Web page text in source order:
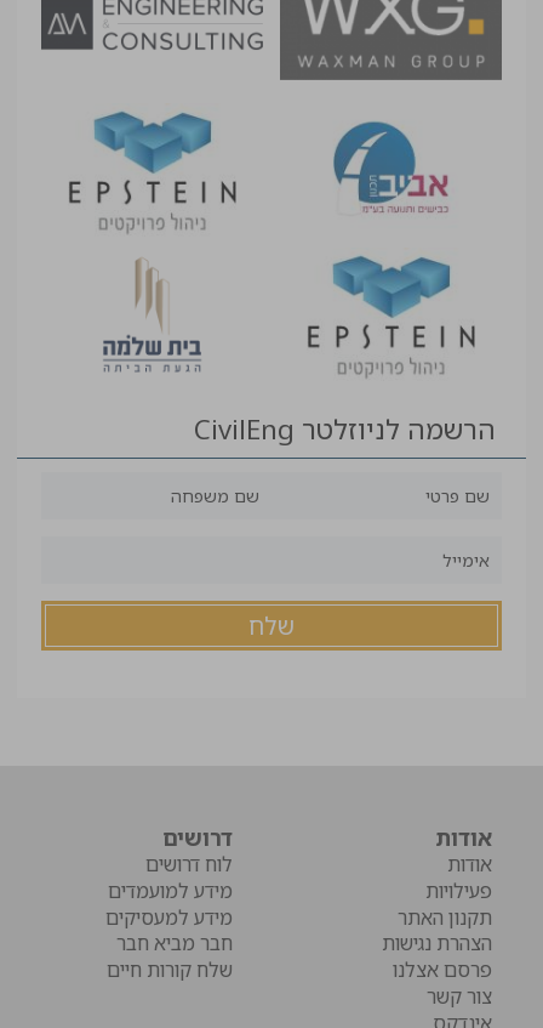
הרשמה לניוזלטר CivilEng
אודות
אודות
פעילויות
תקנון האתר
הצהרת נגישות
פרסם אצלנו
צור קשר
דרושים
לוח דרושים
מידע למועמדים
מידע למעסיקים
חבר מביא חבר
שלח קורות חיים